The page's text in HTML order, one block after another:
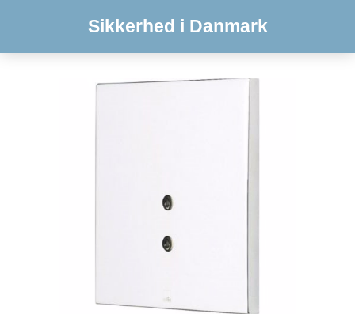
Sikkerhed i Danmark